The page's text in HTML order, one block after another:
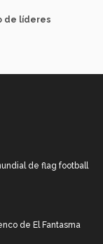
de líderes
de flag football
de El Fantasma